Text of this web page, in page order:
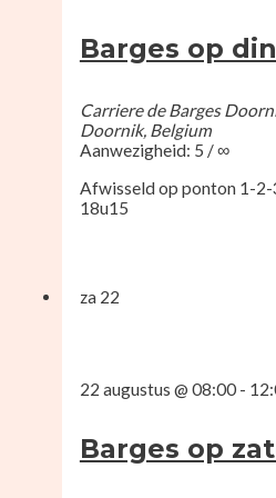
Barges op
Carriere de Barges
Doornik, Belgium
Aanwezigheid: 5 / ∞
Afwisseld op ponton 1-
18u15
za 22
22 augustus @ 08:00-
Barges op